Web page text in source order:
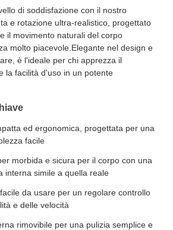
di soddisfazione con il nostro
e rotazione ultra-realistico, progettato
il movimento naturali del corpo
molto piacevole.Elegante nel design e
è l'ideale per chi apprezza il
la facilità d'uso in un potente
ed ergonomica, progettata per una
facile
morbida e sicura per il corpo con una
interna simile a quella reale
da usare per un regolare controllo
e delle velocità
rimovibile per una pulizia semplice e